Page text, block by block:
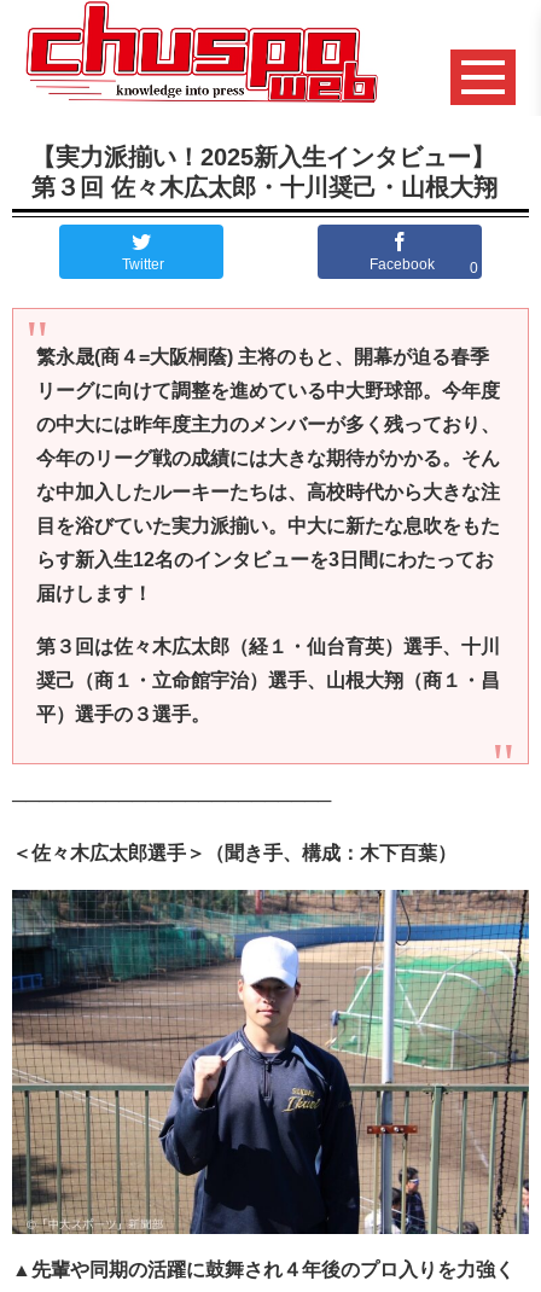
【実力派揃い！2025新入生インタビュー】
第３回 佐々木広太郎・十川奨己・山根大翔
Twitter Facebook 0
繁永晟(商４=大阪桐蔭) 主将のもと、開幕が迫る春季
リーグに向けて調整を進めている中大野球部。今年度
の中大には昨年度主力のメンバーが多く残っており、
今年のリーグ戦の成績には大きな期待がかかる。そん
な中加入したルーキーたちは、高校時代から大きな注
目を浴びていた実力派揃い。中大に新たな息吹をもた
らす新入生12名のインタビューを3 日間にわたってお
届けします！
第３回は佐々木広太郎（経１・仙台育英）選手、十川
奨己（商１・立命館宇治）選手、山根大翔（商１・昌
平）選手の３選手。
────────────────────────
＜佐々木広太郎選手＞（聞き手、構成：木下百葉）
▲先輩や同期の活躍に鼓舞され４年後のプロ入りを力強く